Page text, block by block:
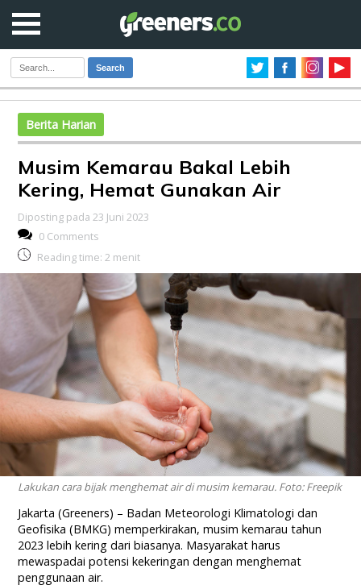
Search
Berita Harian
Musim Kemarau Bakal Lebih
Kering, Hemat Gunakan Air
Diposting pada 23 Juni 2023
0 Comments
Reading time: 2 menit
Lakukan cara bijak menghemat air di musim kemarau. Foto: Freepik
Jakarta (Greeners) – Badan Meteorologi Klimatologi dan
Geofisika (BMKG) memperkirakan, musim kemarau tahun
2023 lebih kering dari biasanya. Masyarakat harus
mewaspadai potensi kekeringan dengan menghemat
penggunaan air.